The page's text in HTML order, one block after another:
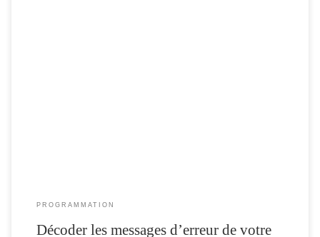
PROGRAMMATION
Décoder les messages d’erreur de votre